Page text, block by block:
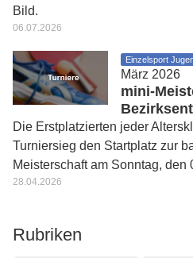
Bild.
06.07.2026
Einzelsport
März 2026
mini-
Die Erstplatzierten jeder
Turniersieg den Startplatz zur
Meisterschaft am Sonntag, den
28.04.2026
Rubriken